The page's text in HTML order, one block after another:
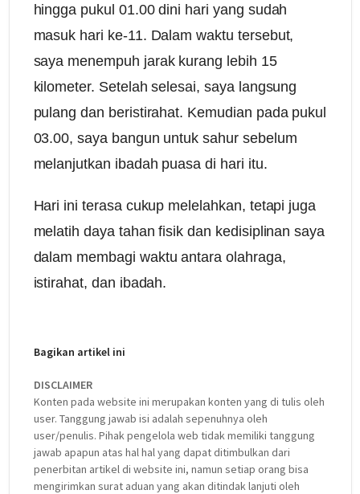
hingga pukul 01.00 dini hari yang sudah
masuk hari ke-11. Dalam waktu tersebut,
saya menempuh jarak kurang lebih 15
kilometer. Setelah selesai, saya langsung
pulang dan beristirahat. Kemudian pada pukul
03.00, saya bangun untuk sahur sebelum
melanjutkan ibadah puasa di hari itu.
Hari ini terasa cukup melelahkan, tetapi juga
melatih daya tahan fisik dan kedisiplinan saya
dalam membagi waktu antara olahraga,
istirahat, dan ibadah.
Bagikan artikel ini
DISCLAIMER
Konten pada website ini merupakan konten yang di tulis oleh
user. Tanggung jawab isi adalah sepenuhnya oleh
user/penulis. Pihak pengelola web tidak memiliki tanggung
jawab apapun atas hal hal yang dapat ditimbulkan dari
penerbitan artikel di website ini, namun setiap orang bisa
mengirimkan surat aduan yang akan ditindak lanjuti oleh